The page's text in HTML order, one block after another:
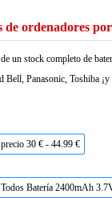
de ordenadores
un stock completo de
Panasonic, Toshiba
precio 30 € - 44.99 €
Todos Batería 2400mAh